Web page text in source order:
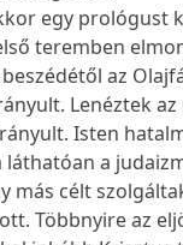
egy prológust
teremben
az
Lenéztek
Isten
a
célt
Többnyire az